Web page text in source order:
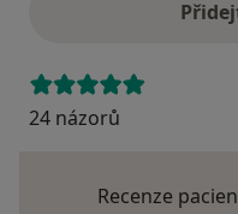
24 názorů
Recenze